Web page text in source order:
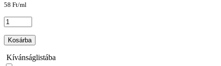
58 Ft/ml
Kosárba
Kívánságlistába